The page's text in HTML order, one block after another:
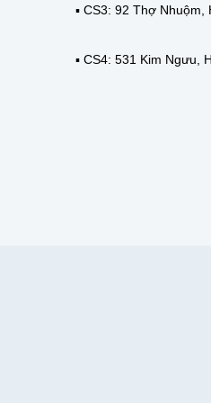
▪️ CS3: 92 Thợ Nhuộm,
▪️ CS4: 531 Kim Ngưu,